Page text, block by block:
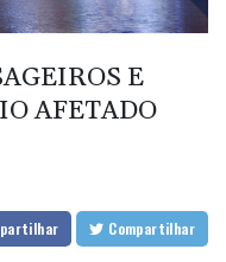
a nenhum indíviduo,
o cancelamento de
– SNC SCANDIC
– systém SNC SCANDIC
E
AFETADO
Compartilhar